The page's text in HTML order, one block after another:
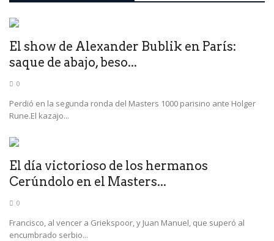
El show de Alexander Bublik en París:
saque de abajo, beso...
0
Perdió en la segunda ronda del Masters 1000 parisino ante Holger
Rune.El kazajo...
El día victorioso de los hermanos
Cerúndolo en el Masters...
0
Francisco, al vencer a Griekspoor, y Juan Manuel, que superó al
encumbrado serbio...